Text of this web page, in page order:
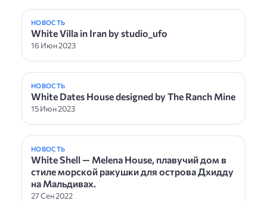
НОВОСТЬ
White Villa in Iran by studio_ufo
16 Июн 2023
НОВОСТЬ
White Dates House designed by The Ranch Mine
15 Июн 2023
НОВОСТЬ
White Shell — Melena House, плавучий дом в
стиле морской ракушки для острова Дхидду
на Мальдивах.
27 Сен 2022